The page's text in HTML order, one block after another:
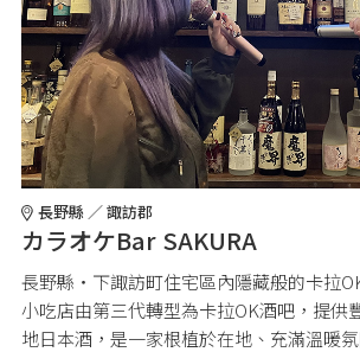
長野縣 ／ 諏訪郡
カラオケBar SAKURA
長野縣・下諏訪町住宅區內隱藏般的卡拉
小吃店由第三代轉型為卡拉OK酒吧，提供
地日本酒，是一家根植於在地、充滿溫暖